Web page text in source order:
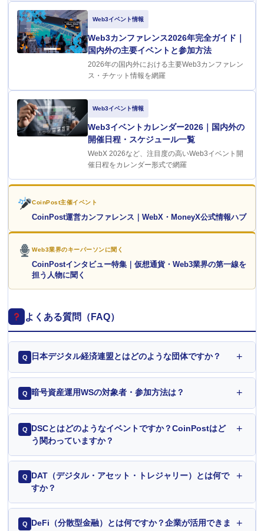
Web3イベント情報
Web3カンファレンス2026年完全ガイド｜
国内外の主要イベントと参加方法
2026年の国内外における主要Web3カンファレン
ス・チケット情報を網羅
Web3イベント情報
Web3イベントカレンダー2026｜国内外の
開催日程・スケジュール一覧
WebX 2026など、注目度の高いWeb3イベント開
催日程をカレンダー形式で網羅
CoinPost主催イベント
CoinPost運営カンファレンス｜WebX・MoneyX公式情報ハブ
Web3業界のキーパーソンに聞く
CoinPostインタビュー特集｜仮想通貨・Web3業界の第一線を
担う人物に聞く
よくある質問（FAQ）
Q 日本デジタル経済連盟とはどのような団体ですか？ +
Q 暗号資産運用WSの対象者・参加方法は？ +
Q
DSCとはどのようなイベントですか？CoinPostはど
う関わっていますか？
+
Q
DAT（デジタル・アセット・トレジャリー）とは何で
すか？
+
Q
DeFi（分散型金融）とは何ですか？企業が活用できま
+